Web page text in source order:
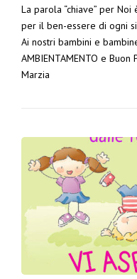
La parola “chiave” per Noi
per il ben-essere di ogni
Ai nostri bambini e
AMBIENTAMENTO e Buon
Marzia